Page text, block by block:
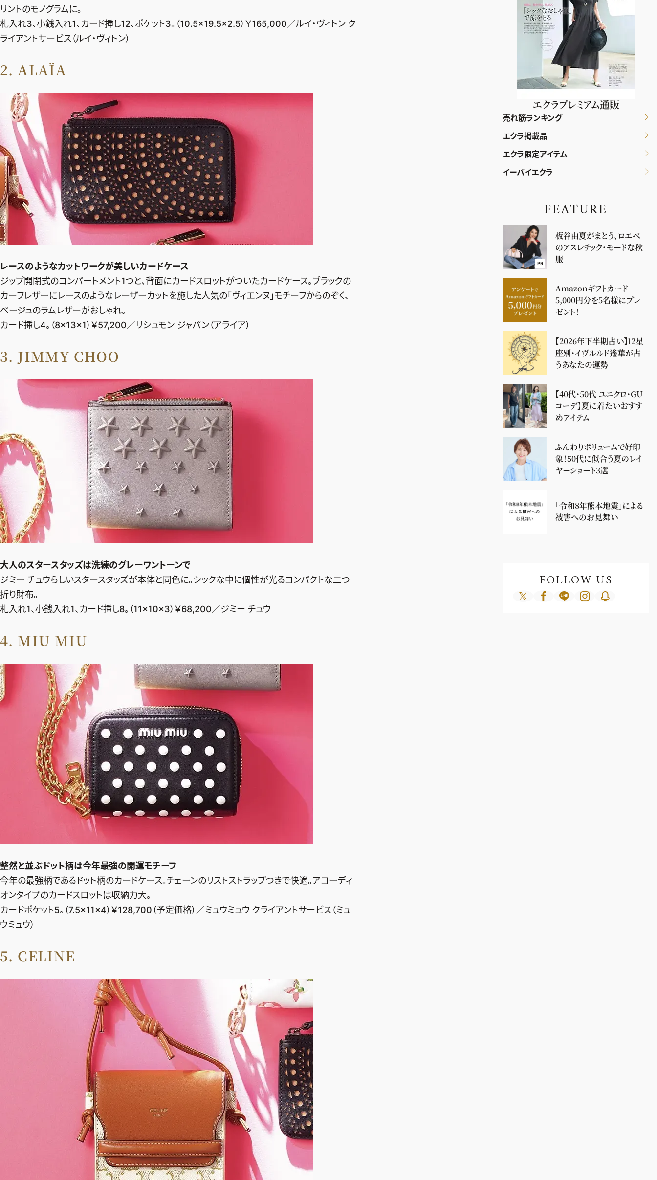
リントのモノグラムに。
札入れ3、小銭入れ1、カード挿し12、ポケット3。（10.5×19.5×2.5）￥165,000／ルイ・ヴィトン ク
ライアントサービス（ルイ・ヴィトン）
2. ALAÏA
レースのようなカットワークが美しいカードケース
ジップ開閉式のコンパートメント1つと、背面にカードスロットがついたカードケース。ブラックの
カーフレザーにレースのようなレーザーカットを施した人気の「ヴィエンヌ」モチーフからのぞく、
ベージュのラムレザーがおしゃれ。
カード挿し4。（8×13×1）￥57,200／リシュモン ジャパン（アライア）
3. JIMMY CHOO
大人のスタースタッズは洗練のグレーワントーンで
ジミー チュウらしいスタースタッズが本体と同色に。シックな中に個性が光るコンパクトな二つ
折り財布。
札入れ1、小銭入れ1、カード挿し8。（11×10×3）￥68,200／ジミー チュウ
4. MIU MIU
整然と並ぶドット柄は今年最強の開運モチーフ
今年の最強柄であるドット柄のカードケース。チェーンのリストストラップつきで快適。アコーディ
オンタイプのカードスロットは収納力大。
カードポケット5。（7.5×11×4）￥128,700（予定価格）／ミュウミュウ クライアントサービス（ミュ
ウミュウ）
5. CELINE
エクラプレミアム通販
売れ筋ランキング
エクラ掲載品
エクラ限定アイテム
イーバイエクラ
FEATURE
PR
板谷由夏がまとう、ロエベ
のアスレチック・モードな秋
服
Amazonギフトカード
5,000円分を5名様にプレ
ゼント！
【2026年下半期占い】12星
座別・イヴルルド遙華が占
うあなたの運勢
【40代・50代 ユニクロ・GU
コーデ】夏に着たいおすす
めアイテム
ふんわりボリュームで好印
象！50代に似合う夏のレイ
ヤーショート3選
「令和8年熊本地震」による
被害へのお見舞い
FOLLOW US